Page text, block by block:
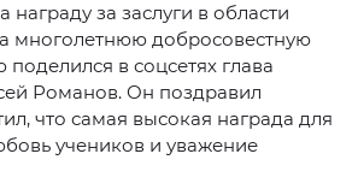
награду за заслуги в области
многолетнюю добросовестную
поделился в соцсетях глава
Романов. Он поздравил
что самая высокая награда для
учеников и уважение